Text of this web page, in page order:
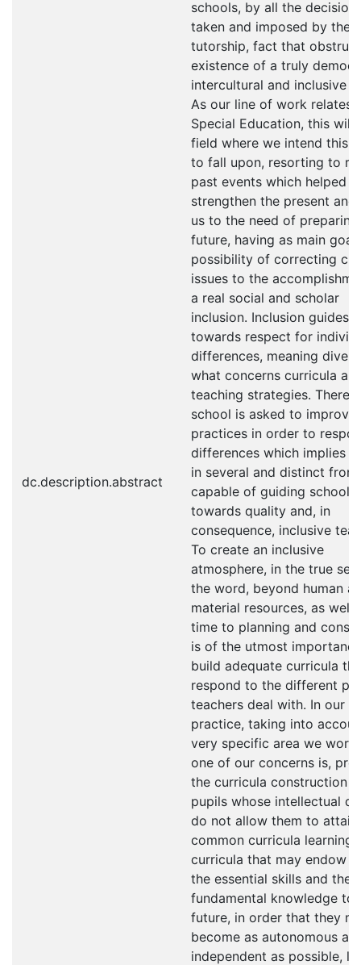
dc.description.abstract
schools, by all the
taken and imposed by the
tutorship, fact that
existence of a truly
intercultural and inclusive
As our line of work relates
Special Education, this will
field where we intend this
to fall upon, resorting to
past events which helped
strengthen the present and
us to the need of
future, having as main goal
possibility of correcting
issues to the
a real social and scholar
inclusion. Inclusion guides
towards respect for
differences, meaning
what concerns curricula
teaching strategies.
school is asked to improve
practices in order to
differences which implies
in several and distinct
capable of guiding school
towards quality and, in
consequence, inclusive
To create an inclusive
atmosphere, in the true
the word, beyond human
material resources, as well
time to planning and
is of the utmost
build adequate curricula
respond to the different
teachers deal with. In our
practice, taking into
very specific area we work
one of our concerns is,
the curricula construction
pupils whose intellectual
do not allow them to attain
common curricula learning,
curricula that may endow
the essential skills and the
fundamental knowledge to
future, in order that they
become as autonomous
independent as possible,